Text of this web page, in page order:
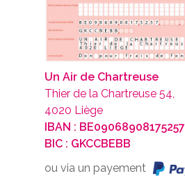
Un Air de Chartreuse
Thier de la Chartreuse 54,
4020 Liège
IBAN : BE09068908175257
BIC : GKCCBEBB
ou via un payement